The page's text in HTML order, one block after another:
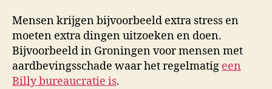
Mensen krijgen bijvoorbeeld extra stress en
moeten extra dingen uitzoeken en doen.
Bijvoorbeeld in Groningen voor mensen met
aardbevingsschade waar het regelmatig een
Billy bureaucratie is.